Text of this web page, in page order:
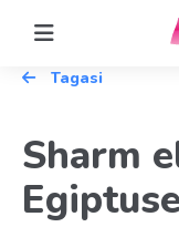
Tagasi
Sharm